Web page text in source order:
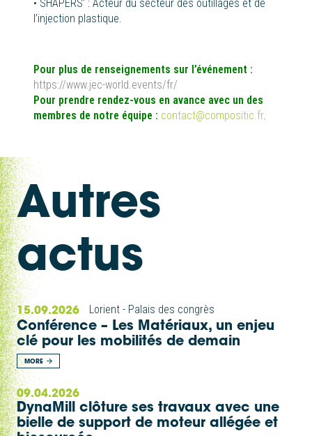
• SHAPERS’ : Acteur du secteur des outillages et de
l’injection plastique.
Pour plus de renseignements sur l’événement :
https://www.jec-world.events/fr/
Pour prendre rendez-vous en avance avec un des
membres de notre équipe : contact@compositic.fr.
Autres
actus
15.09.2026 Lorient - Palais des congrès
Conférence – Les Matériaux, un enjeu
clé pour les mobilités de demain
MORE
09.04.2026
DynaMill clôture ses travaux avec une
bielle de support de moteur allégée et